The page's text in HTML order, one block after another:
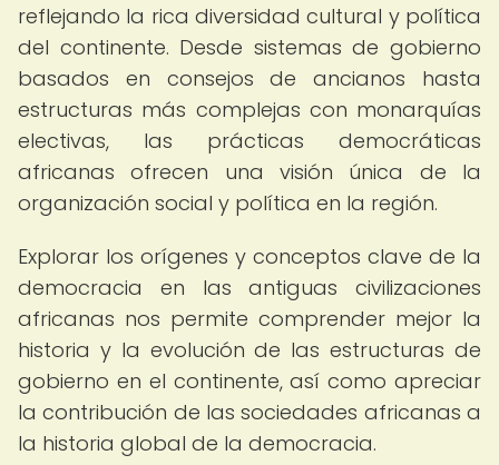
reflejando la rica diversidad cultural y política
del continente. Desde sistemas de gobierno
basados en consejos de ancianos hasta
estructuras más complejas con monarquías
electivas, las prácticas democráticas
africanas ofrecen una visión única de la
organización social y política en la región.
Explorar los orígenes y conceptos clave de la
democracia en las antiguas civilizaciones
africanas nos permite comprender mejor la
historia y la evolución de las estructuras de
gobierno en el continente, así como apreciar
la contribución de las sociedades africanas a
la historia global de la democracia.